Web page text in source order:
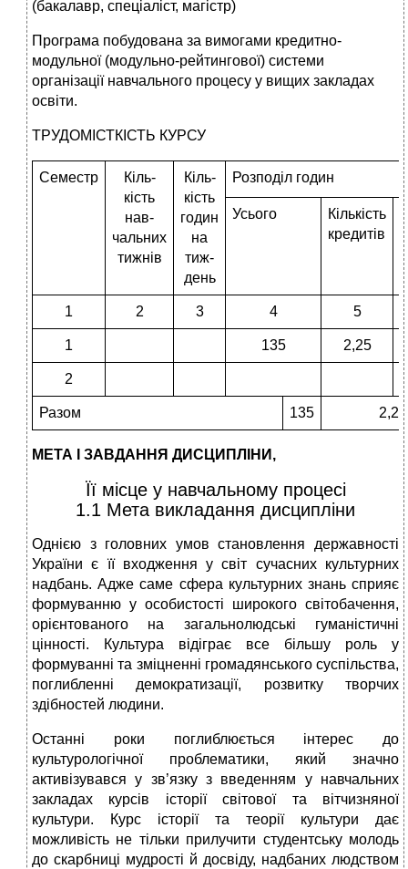
(бакалавр, спеціаліст, магістр)
Програма побудована за вимогами кредитно-
модульної (модульно-рейтингової) системи
організації навчального процесу у вищих закладах
освіти.
ТРУДОМІСТКІСТЬ КУРСУ
Семестр
Кіль-
кість
нав-
чальних
тижнів
Кіль-
кість
годин
на
тиж-
день
Розподіл годин
Усього
Кількість
кредитів
1 2 3 4 5
1 135 2,25
2
Разом 135 2,25
МЕТА І ЗАВДАННЯ ДИСЦИПЛІНИ,
Її місце у навчальному процесі
1.1 Мета викладання дисципліни
Однією з головних умов становлення державності
України є її входження у світ сучасних культурних
надбань. Адже саме сфера культурних знань сприяє
формуванню у особистості широкого світобачення,
орієнтованого на загальнолюдські гуманістичні
цінності. Культура відіграє все більшу роль у
формуванні та зміцненні громадянського суспільства,
поглибленні демократизації, розвитку творчих
здібностей людини.
Останні роки поглиблюється інтерес до
культурологічної проблематики, який значно
активізувався у зв’язку з введенням у навчальних
закладах курсів історії світової та вітчизняної
культури. Курс історії та теорії культури дає
можливість не тільки прилучити студентську молодь
до скарбниці мудрості й досвіду, надбаних людством